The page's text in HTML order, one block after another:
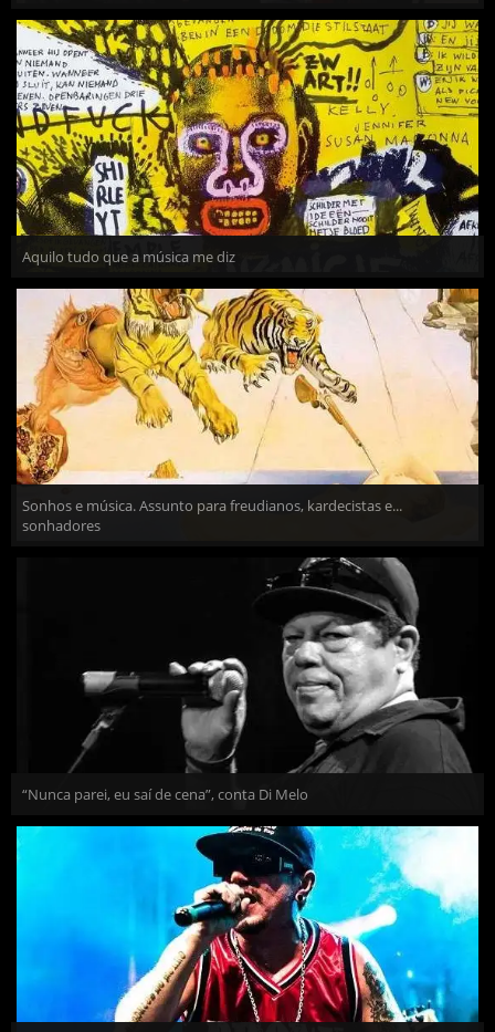
Aquilo tudo que a música me diz
Sonhos e música. Assunto para freudianos, kardecistas e...
sonhadores
“Nunca parei, eu saí de cena”, conta Di Melo